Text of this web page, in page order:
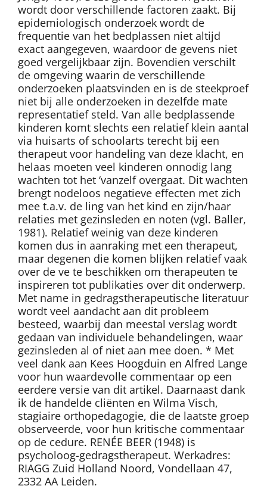
wordt door verschillende factoren zaakt. Bij
epidemiologisch onderzoek wordt de
frequentie van het bedplassen niet altijd
exact aangegeven, waardoor de gevens niet
goed vergelijkbaar zijn. Bovendien verschilt
de omgeving waarin de verschillende
onderzoeken plaatsvinden en is de steekproef
niet bij alle onderzoeken in dezelfde mate
representatief steld. Van alle bedplassende
kinderen komt slechts een relatief klein aantal
via huisarts of schoolarts terecht bij een
therapeut voor handeling van deze klacht, en
helaas moeten veel kinderen onnodig lang
wachten tot het ‘vanzelf overgaat. Dit wachten
brengt nodeloos negatieve effecten met zich
mee t.a.v. de ling van het kind en zijn/haar
relaties met gezinsleden en noten (vgl. Baller,
1981). Relatief weinig van deze kinderen
komen dus in aanraking met een therapeut,
maar degenen die komen blijken relatief vaak
over de ve te beschikken om therapeuten te
inspireren tot publikaties over dit onderwerp.
Met name in gedragstherapeutische literatuur
wordt veel aandacht aan dit probleem
besteed, waarbij dan meestal verslag wordt
gedaan van individuele behandelingen, waar
gezinsleden al of niet aan mee doen. * Met
veel dank aan Kees Hoogduin en Alfred Lange
voor hun waardevolle commentaar op een
eerdere versie van dit artikel. Daarnaast dank
ik de handelde cliënten en Wilma Visch,
stagiaire orthopedagogie, die de laatste groep
observeerde, voor hun kritische commentaar
op de cedure. RENÉE BEER (1948) is
psycholoog-gedragstherapeut. Werkadres:
RIAGG Zuid Holland Noord, Vondellaan 47,
2332 AA Leiden.